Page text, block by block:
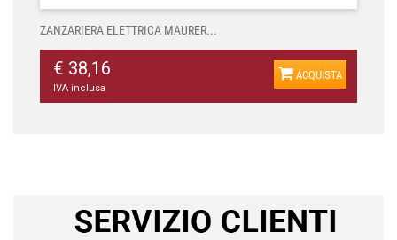
ZANZARIERA ELETTRICA MAURER...
€ 38,16
IVA inclusa
ACQUISTA